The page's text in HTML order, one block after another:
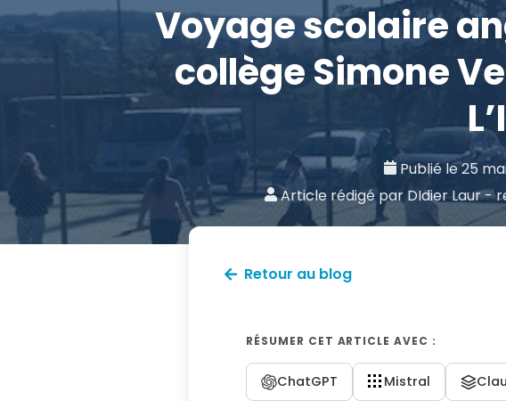
Voyage scolaire
collège Simone
Publié le 25
Article rédigé par DIdier Laur -
Retour au blog
RÉSUMER CET ARTICLE AVEC :
ChatGPT Mistral